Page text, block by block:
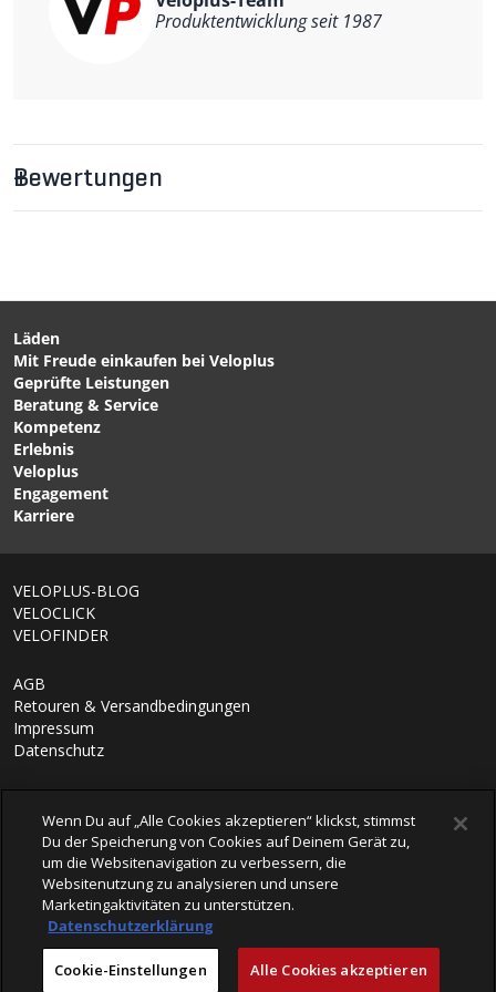
Produktentwicklung seit 1987
Bewertungen
Läden
Mit Freude einkaufen bei Veloplus
Geprüfte Leistungen
Beratung & Service
Kompetenz
Erlebnis
Veloplus
Engagement
Karriere
VELOPLUS-BLOG
VELOCLICK
VELOFINDER
AGB
Retouren & Versandbedingungen
Impressum
Datenschutz
powered by polynorm
Wenn Du auf „Alle Cookies akzeptieren“ klickst, stimmst
Du der Speicherung von Cookies auf Deinem Gerät zu,
um die Websitenavigation zu verbessern, die
Websitenutzung zu analysieren und unsere
Marketingaktivitäten zu unterstützen.
Datenschutzerklärung
Cookie-Einstellungen Alle Cookies akzeptieren